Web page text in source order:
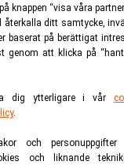
knappen “visa våra
återkalla ditt samtycke,
baserat på berättigat
genom att klicka på
dig ytterligare i vår
.
och
och liknande